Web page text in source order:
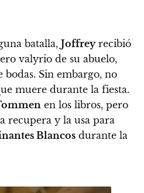
batalla, Joffreyrecibió
valyrio de su abuelo,
bodas. Sin embargo, no
muere durante la fiesta.
en los libros, pero
recupera y la usa para
Blancos durante la